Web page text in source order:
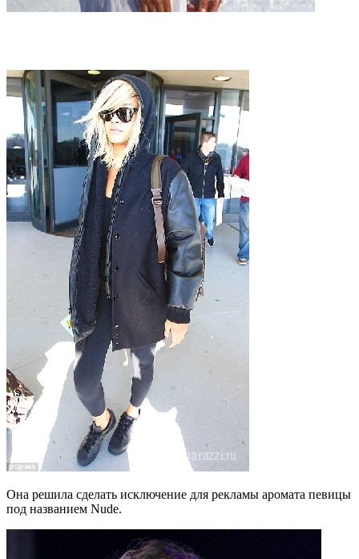
Она решила сделать исключение для рекламы аромата певицы
под названием Nude.